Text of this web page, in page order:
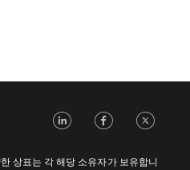
LinkedIn
상표는 각 해당 소유자가 보유합니